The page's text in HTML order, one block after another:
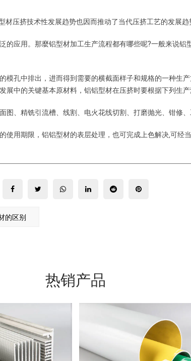
压挤技术性发展趋势也因而推动了当代压挤工艺的发展趋
应用。那麼铝型材加工生产流程都有哪些呢?一般来说
孔中排出，进而得到需要的横截面样子和规格的一种生
中的关键基本原材料，铝铝型材在压挤时要根据下列生
、精铣引流槽、线割、电火花线切割、打磨抛光、钳修、
用期限，铝铝型材的表层处理，也可完成上色解决,可经
的区别
热销产品